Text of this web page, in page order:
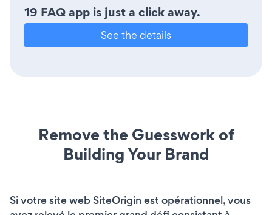
19 FAQ app is just a click away.
See the details
Remove the Guesswork of
Building Your Brand
Si votre site web SiteOrigin est opérationnel, vous